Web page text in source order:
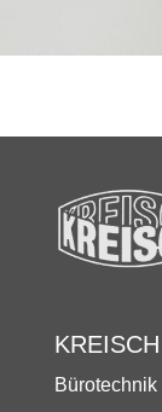
KREISCH